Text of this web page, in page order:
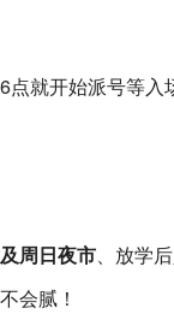
就开始派号等
周日夜市、放学
会腻！